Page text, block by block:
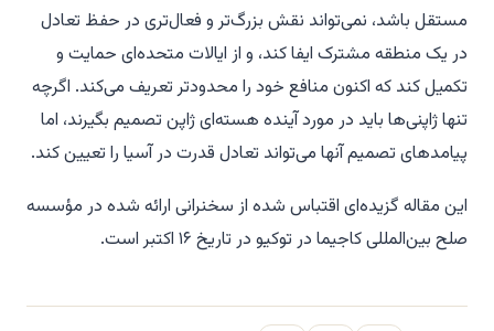
مستقل باشد، نمی‌تواند نقش بزرگ‌تر و فعال‌تری در حفظ تعادل
در یک منطقه مشترک ایفا کند، و از ایالات متحده‌ای حمایت و
تکمیل کند که اکنون منافع خود را محدودتر تعریف می‌کند. اگرچه
تنها ژاپنی‌ها باید در مورد آینده هسته‌ای ژاپن تصمیم بگیرند، اما
پیامدهای تصمیم آنها می‌تواند تعادل قدرت در آسیا را تعیین کند.
این مقاله گزیده‌ای اقتباس شده از سخنرانی ارائه شده در مؤسسه
صلح بین‌المللی کاجیما در توکیو در تاریخ ۱۶ اکتبر است.